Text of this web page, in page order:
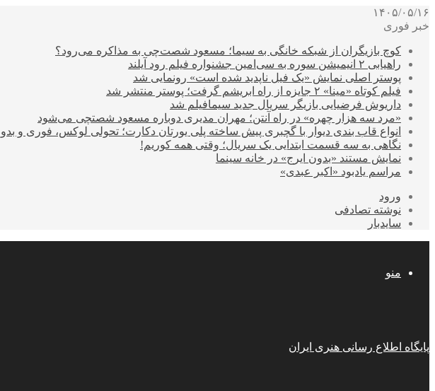
۱۴۰۵/۰۵/۱۶
خبر فوری
کوچ بازیگران از شبکه خانگی به سیما؛ مسعود شصت‌چی به مذاکره می‌رود؟
راهیابی ۲ انیمیشن سوره به سی‌امین جشنواره فیلم رود آیلند
پوستر اصلی نمایش «یک فیل ناپدید شده است» رونمایی شد
فیلم کوتاه «مینا» ۲ جایزه از راه ابریشم گرفت؛ پوستر منتشر شد
داریوش فرضیایی بازیگر سریال جدید سیمافیلم شد
«مرد سه هزار چهره» در راه آنتن؛ مهران مدیری دوباره مسعود شصتچی می‌شود
انواع قاب بندی دیوار با گچبری پیش ساخته پلی یورتان دکارت؛ تحولی لوکس، فوری و
نگاهی به سه قسمت ابتدایی یک سریال؛ وقتی همه کوریم!
نمایش مستند «بدون ایرج» در خانه سینما
مراسم یادبود «اکبر عبدی»
ورود
نوشته تصادفی
سایدبار
منو
پایگاه اطلاع رسانی هنری ایران